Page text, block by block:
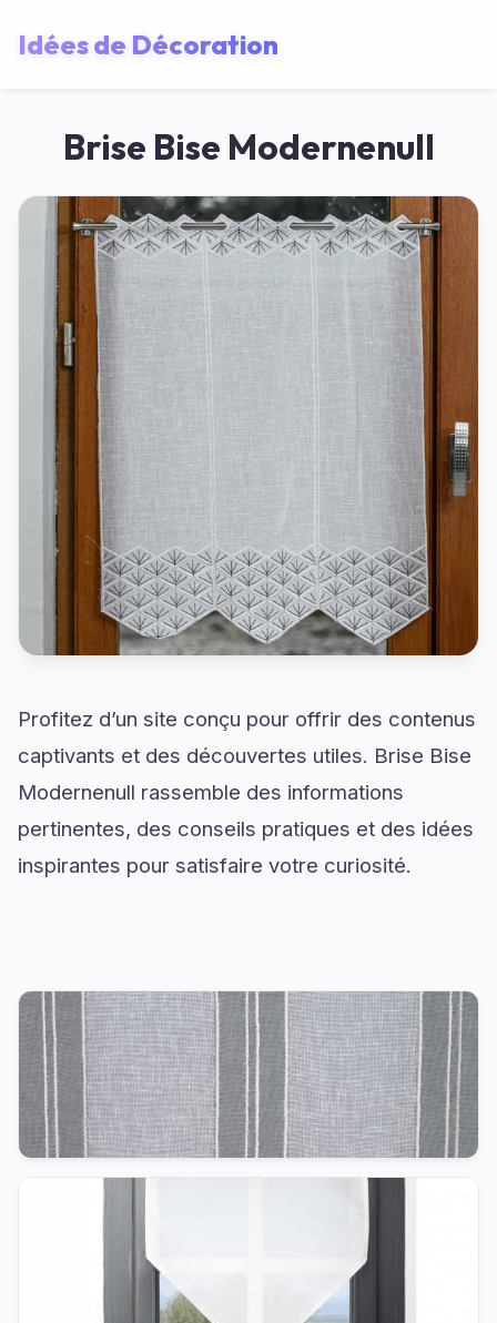
Idées de Décoration
Brise Bise Modernenull
Profitez d’un site conçu pour offrir des contenus
captivants et des découvertes utiles. Brise Bise
Modernenull rassemble des informations
pertinentes, des conseils pratiques et des idées
inspirantes pour satisfaire votre curiosité.